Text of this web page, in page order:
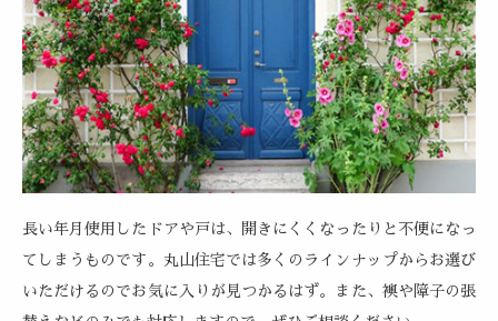
長い年月使用したドアや戸は、開きにくくなったりと不便になっ
てしまうものです。丸山住宅では多くのラインナップからお選び
いただけるのでお気に入りが見つかるはず。また、襖や障子の張